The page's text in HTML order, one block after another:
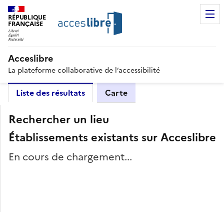
RÉPUBLIQUE
FRANÇAISE
Acceslibre
La plateforme collaborative de l’accessibilité
Liste des résultats Carte
Rechercher un lieu
Établissements existants sur Acceslibre
En cours de chargement...